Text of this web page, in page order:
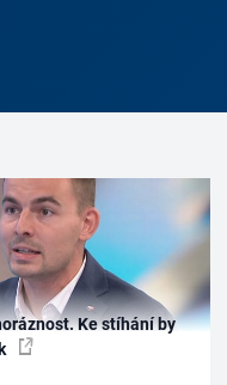
Ke stíhání by